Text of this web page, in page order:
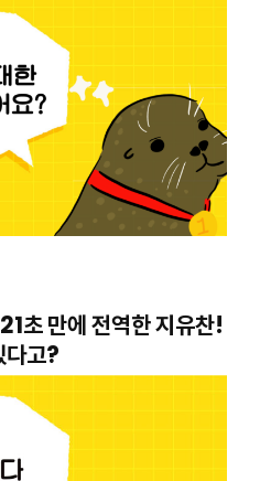
초 만에 전역한 지유찬!
다고?